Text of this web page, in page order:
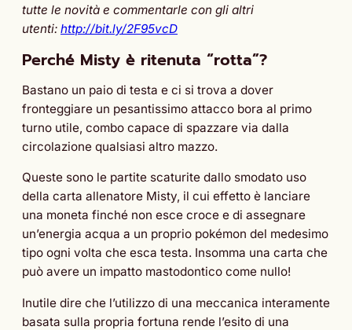
tutte le novità e commentarle con gli altri
utenti: http://bit.ly/2F95vcD
Perché Misty è ritenuta “rotta”?
Bastano un paio di testa e ci si trova a dover
fronteggiare un pesantissimo attacco bora al primo
turno utile, combo capace di spazzare via dalla
circolazione qualsiasi altro mazzo.
Queste sono le partite scaturite dallo smodato uso
della carta allenatore Misty, il cui effetto è lanciare
una moneta finché non esce croce e di assegnare
un’energia acqua a un proprio pokémon del medesimo
tipo ogni volta che esca testa. Insomma una carta che
può avere un impatto mastodontico come nullo!
Inutile dire che l’utilizzo di una meccanica interamente
basata sulla propria fortuna rende l’esito di una